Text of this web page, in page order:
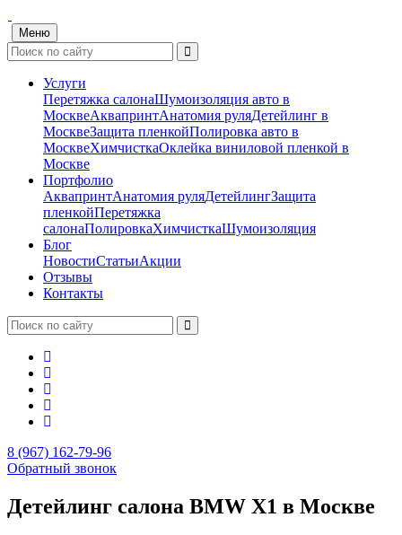
Меню
Услуги
Перетяжка салонаШумоизоляция авто в
МосквеАквапринтАнатомия руляДетейлинг в
МосквеЗащита пленкойПолировка авто в
МосквеХимчисткаОклейка виниловой пленкой в
Москве
Портфолио
АквапринтАнатомия руляДетейлингЗащита
пленкойПеретяжка
салонаПолировкаХимчисткаШумоизоляция
Блог
НовостиСтатьиАкции
Отзывы
Контакты
8 (967) 162-79-96
Обратный звонок
Детейлинг салона BMW X1 в Москве